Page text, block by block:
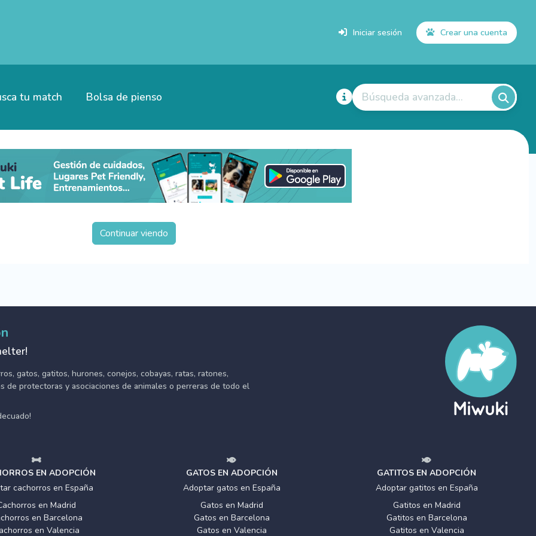
Iniciar sesión Crear una cuenta
tu match Bolsa de pienso Búsqueda avanzada...
Continuar viendo
gatos, gatitos, hurones, conejos, cobayas, ratas, ratones,
de protectoras y asociaciones de animales o perreras de todo el
EN ADOPCIÓN
cachorros en España
en Madrid
en Barcelona
en Valencia
GATOS EN ADOPCIÓN
Adoptar gatos en España
Gatos en Madrid
Gatos en Barcelona
Gatos en Valencia
GATITOS EN ADOPCIÓN
Adoptar gatitos en España
Gatitos en Madrid
Gatitos en Barcelona
Gatitos en Valencia